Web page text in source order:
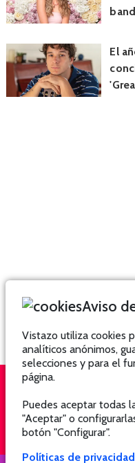
El
QUIÉNES SOMOS
Aviso
Vistazo utiliza cookies
analíticos anónimos,
selecciones y para el
página.
Puedes aceptar todas
"Aceptar" o
botón "Configurar".
Políticas de privacidad